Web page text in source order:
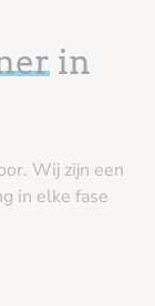
in
Wij zijn een
in elke fase